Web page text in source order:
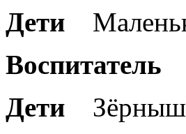
Дети
Воспитатель
Дети